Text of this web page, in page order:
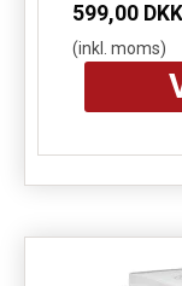
599,00 DKK
(inkl. moms)